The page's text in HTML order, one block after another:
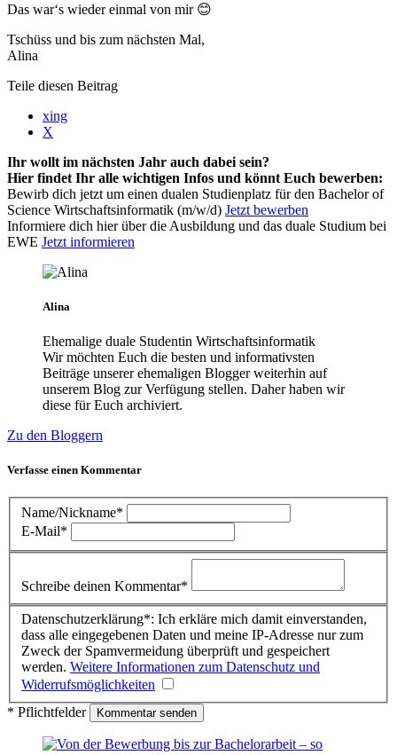
Das war‘s wieder einmal von mir 😊
Tschüss und bis zum nächsten Mal,
Alina
Teile diesen Beitrag
xing
X
Ihr wollt im nächsten Jahr auch dabei sein?
Hier findet Ihr alle wichtigen Infos und könnt Euch bewerben:
Bewirb dich jetzt um einen dualen Studienplatz für den Bachelor of
Science Wirtschaftsinformatik (m/w/d) Jetzt bewerben
Informiere dich hier über die Ausbildung und das duale Studium bei
EWE Jetzt informieren
Alina
Ehemalige duale Studentin Wirtschaftsinformatik
Wir möchten Euch die besten und informativsten
Beiträge unserer ehemaligen Blogger weiterhin auf
unserem Blog zur Verfügung stellen. Daher haben wir
diese für Euch archiviert.
Zu den Bloggern
Verfasse einen Kommentar
Name/Nickname*
E-Mail*
Schreibe deinen Kommentar*
Datenschutzerklärung*: Ich erkläre mich damit einverstanden,
dass alle eingegebenen Daten und meine IP-Adresse nur zum
Zweck der Spamvermeidung überprüft und gespeichert
werden. Weitere Informationen zum Datenschutz und
Widerrufsmöglichkeiten
* Pflichtfelder